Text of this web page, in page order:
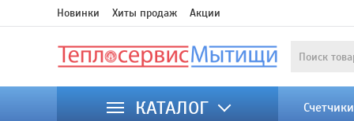
Новинки Хиты продаж Акции
КАТАЛОГ